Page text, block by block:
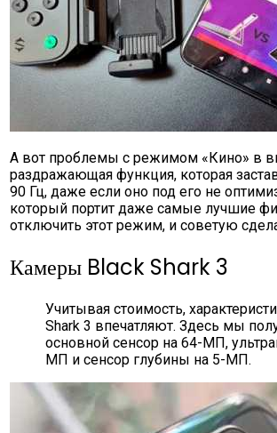
А вот проблемы с режимом «Кино» в
раздражающая функция, которая
90 Гц, даже если оно под его не
который портит даже самые лучшие
отключить этот режим, и советую
Камеры Black Shark 3
Учитывая стоимость,
Shark 3 впечатляют. Здесь мы
основной сенсор на 64-МП,
МП и сенсор глубины на 5-МП.